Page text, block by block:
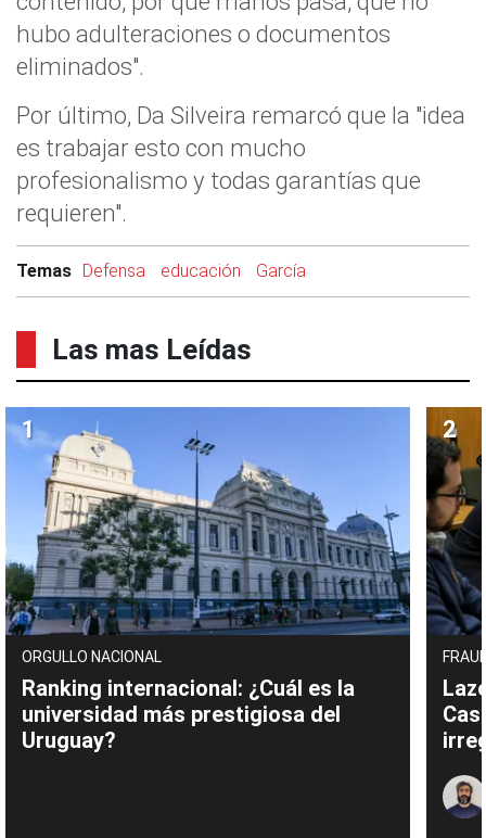
hubo adulteraciones o documentos
eliminados".
Por último, Da Silveira remarcó que la "idea
es trabajar esto con mucho
profesionalismo y todas garantías que
requieren".
Temas Defensa educación García
Las mas Leídas
ORGULLO NACIONAL
Ranking internacional: ¿Cuál es la
universidad más prestigiosa del
Uruguay?